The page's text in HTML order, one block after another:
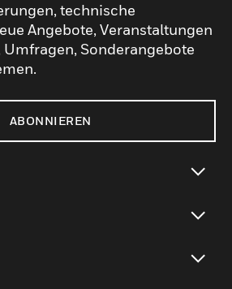
technische
Angebote, Veranstaltungen
Sonderangebote
ABONNIEREN